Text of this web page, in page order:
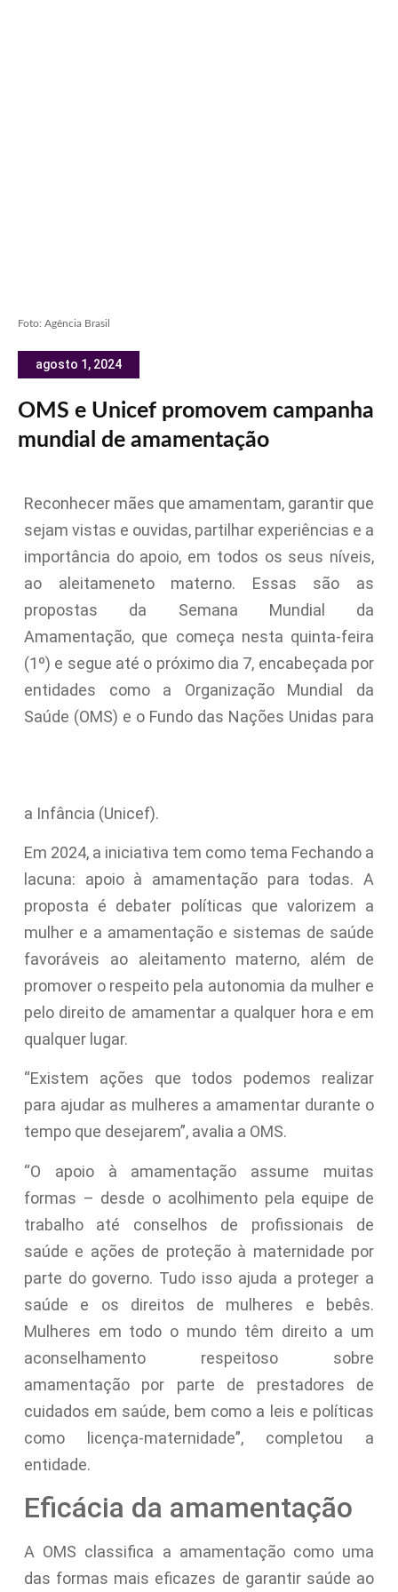
Foto: Agência Brasil
agosto 1, 2024
OMS e Unicef promovem campanha
mundial de amamentação
Reconhecer mães que amamentam, garantir que
sejam vistas e ouvidas, partilhar experiências e a
importância do apoio, em todos os seus níveis,
ao aleitameneto materno. Essas são as
propostas da Semana Mundial da
Amamentação, que começa nesta quinta-feira
(1º) e segue até o próximo dia 7, encabeçada por
entidades como a Organização Mundial da
Saúde (OMS) e o Fundo das Nações Unidas para
a Infância (Unicef).
Em 2024, a iniciativa tem como tema Fechando a
lacuna: apoio à amamentação para todas. A
proposta é debater políticas que valorizem a
mulher e a amamentação e sistemas de saúde
favoráveis ao aleitamento materno, além de
promover o respeito pela autonomia da mulher e
pelo direito de amamentar a qualquer hora e em
qualquer lugar.
“Existem ações que todos podemos realizar
para ajudar as mulheres a amamentar durante o
tempo que desejarem”, avalia a OMS.
“O apoio à amamentação assume muitas
formas – desde o acolhimento pela equipe de
trabalho até conselhos de profissionais de
saúde e ações de proteção à maternidade por
parte do governo. Tudo isso ajuda a proteger a
saúde e os direitos de mulheres e bebês.
Mulheres em todo o mundo têm direito a um
aconselhamento respeitoso sobre
amamentação por parte de prestadores de
cuidados em saúde, bem como a leis e políticas
como licença-maternidade”, completou a
entidade.
Eficácia da amamentação
A OMS classifica a amamentação como uma
das formas mais eficazes de garantir saúde ao